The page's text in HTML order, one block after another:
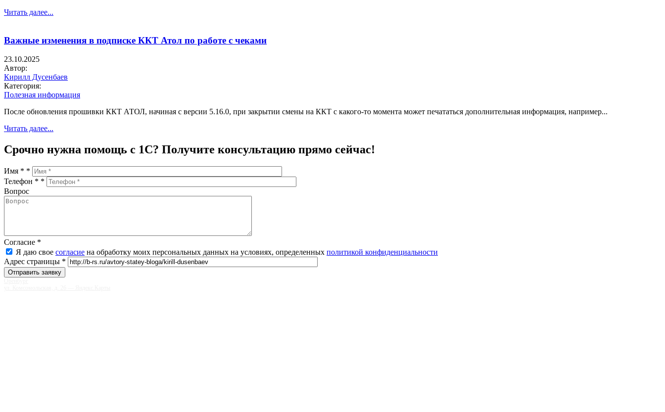
Читать далее...
Важные изменения в подписке ККТ Атол по работе с чеками
23.10.2025
Автор:
Кирилл Дусенбаев
Категория:
Полезная информация
После обновления прошивки ККТ АТОЛ, начиная с версии 5.16.0, при закрытии смены на ККТ с какого-то момента может печататься дополнительная информация, например...
Читать далее...
Срочно нужна помощь с 1С? Получите консультацию прямо сейчас!
Имя * *
Телефон * *
Вопрос
Согласие *
Я даю свое согласие на обработку моих персональных данных на условиях, определенных политикой конфиденциальности
Адрес страницы *